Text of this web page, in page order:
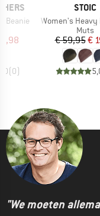
Beanie
prijs
(0)
MERK
STOIC
Artikel
Women's Heavy MerinoKnit MMXX.
Muts
€ 59,95€
"We moeten